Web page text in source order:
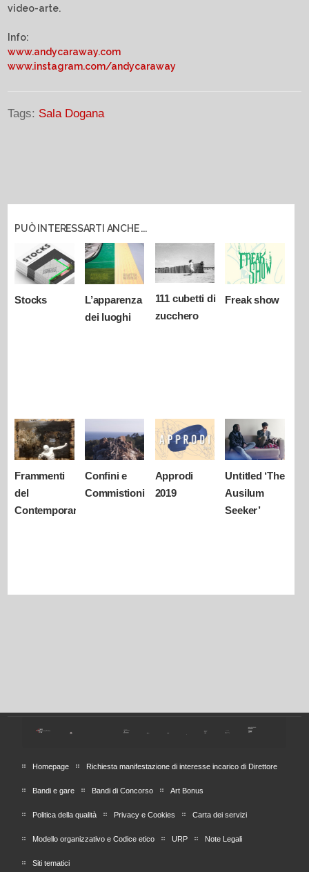
video-arte.
Info:
www.andycaraway.com
www.instagram.com/andycaraway
Tags: Sala Dogana
PUÒ INTERESSARTI ANCHE ...
Stocks
L’apparenza
dei luoghi
111 cubetti di
zucchero
Freak show
Frammenti
del
Contemporaneo
Confini e
Commistioni
Approdi
2019
Untitled ‘The
Ausilum
Seeker’
Homepage Richiesta manifestazione di interesse incarico di Direttore
Bandi e gare Bandi di Concorso Art Bonus
Politica della qualità Privacy e Cookies Carta dei servizi
Modello organizzativo e Codice etico URP Note Legali
Siti tematici